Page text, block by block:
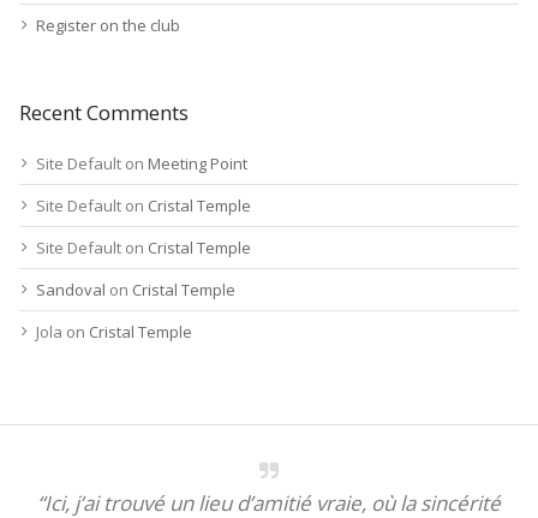
Register on the club
Recent Comments
Site Default on Meeting Point
Site Default on Cristal Temple
Site Default on Cristal Temple
Sandoval on Cristal Temple
Jola on Cristal Temple
“Ici, j’ai trouvé un lieu d’amitié vraie, où la sincérité